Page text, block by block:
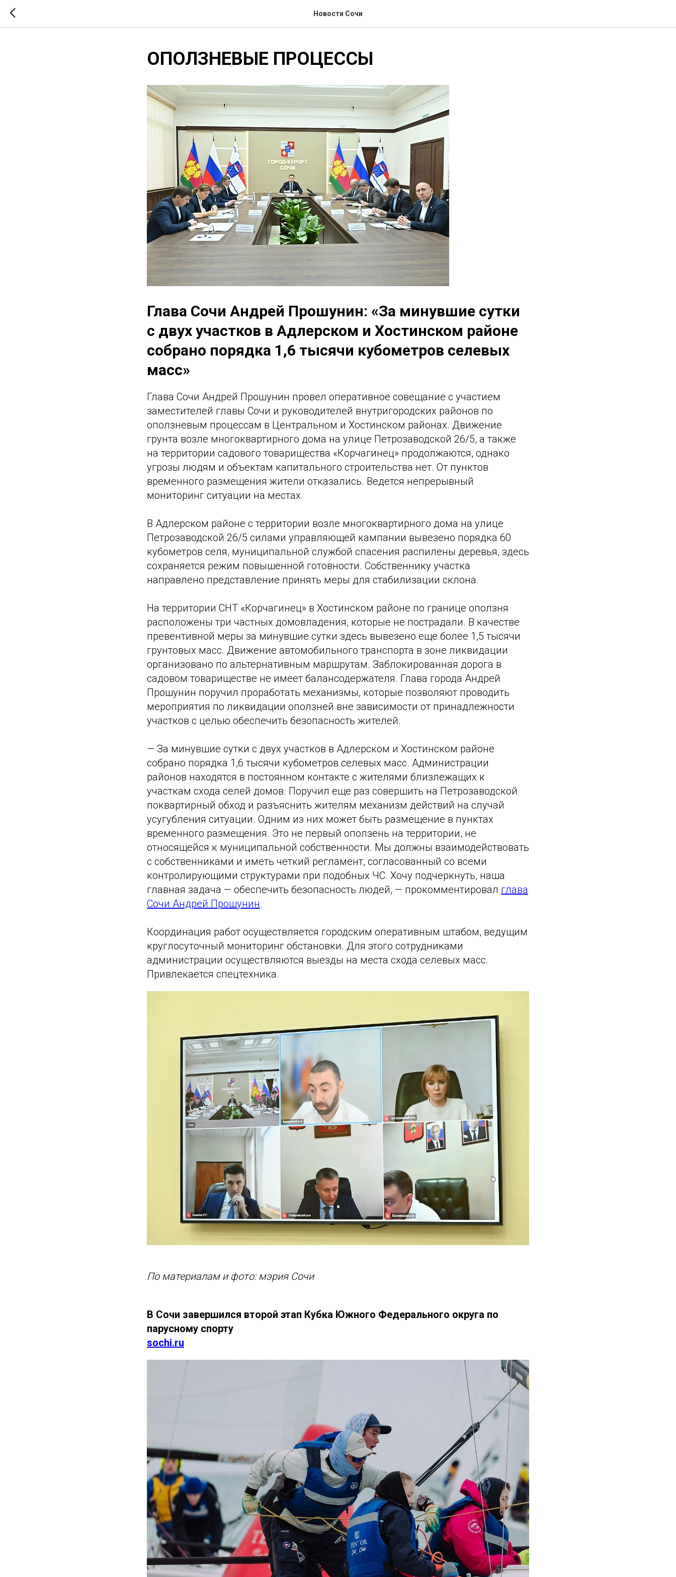
Новости Сочи
ОПОЛЗНЕВЫЕ ПРОЦЕССЫ
Глава Сочи Андрей Прошунин: «За минувшие сутки
с двух участков в Адлерском и Хостинском районе
собрано порядка 1,6 тысячи кубометров селевых
масс»
Глава Сочи Андрей Прошунин провел оперативное совещание с участием
заместителей главы Сочи и руководителей внутригородских районов по
оползневым процессам в Центральном и Хостинском районах. Движение
грунта возле многоквартирного дома на улице Петрозаводской 26/5, а также
на территории садового товарищества «Корчагинец» продолжаются, однако
угрозы людям и объектам капитального строительства нет. От пунктов
временного размещения жители отказались. Ведется непрерывный
мониторинг ситуации на местах.
В Адлерском районе с территории возле многоквартирного дома на улице
Петрозаводской 26/5 силами управляющей кампании вывезено порядка 60
кубометров селя, муниципальной службой спасения распилены деревья, здесь
сохраняется режим повышенной готовности. Собственнику участка
направлено представление принять меры для стабилизации склона.
На территории СНТ «Корчагинец» в Хостинском районе по границе оползня
расположены три частных домовладения, которые не пострадали. В качестве
превентивной меры за минувшие сутки здесь вывезено еще более 1,5 тысячи
грунтовых масс. Движение автомобильного транспорта в зоне ликвидации
организовано по альтернативным маршрутам. Заблокированная дорога в
садовом товариществе не имеет балансодержателя. Глава города Андрей
Прошунин поручил проработать механизмы, которые позволяют проводить
мероприятия по ликвидации оползней вне зависимости от принадлежности
участков с целью обеспечить безопасность жителей.
— За минувшие сутки с двух участков в Адлерском и Хостинском районе
собрано порядка 1,6 тысячи кубометров селевых масс. Администрации
районов находятся в постоянном контакте с жителями близлежащих к
участкам схода селей домов. Поручил еще раз совершить на Петрозаводской
поквартирный обход и разъяснить жителям механизм действий на случай
усугубления ситуации. Одним из них может быть размещение в пунктах
временного размещения. Это не первый оползень на территории, не
относящейся к муниципальной собственности. Мы должны взаимодействовать
с собственниками и иметь четкий регламент, согласованный со всеми
контролирующими структурами при подобных ЧС. Хочу подчеркнуть, наша
главная задача — обеспечить безопасность людей, — прокомментировал глава
Сочи Андрей Прошунин.
Координация работ осуществляется городским оперативным штабом, ведущим
круглосуточный мониторинг обстановки. Для этого сотрудниками
администрации осуществляются выезды на места схода селевых масс.
Привлекается спецтехника.
По материалам и фото: мэрия Сочи
В Сочи завершился второй этап Кубка Южного Федерального округа по
парусному спорту
sochi.ru